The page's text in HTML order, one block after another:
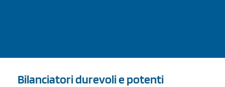
Bilanciatori durevoli e potenti